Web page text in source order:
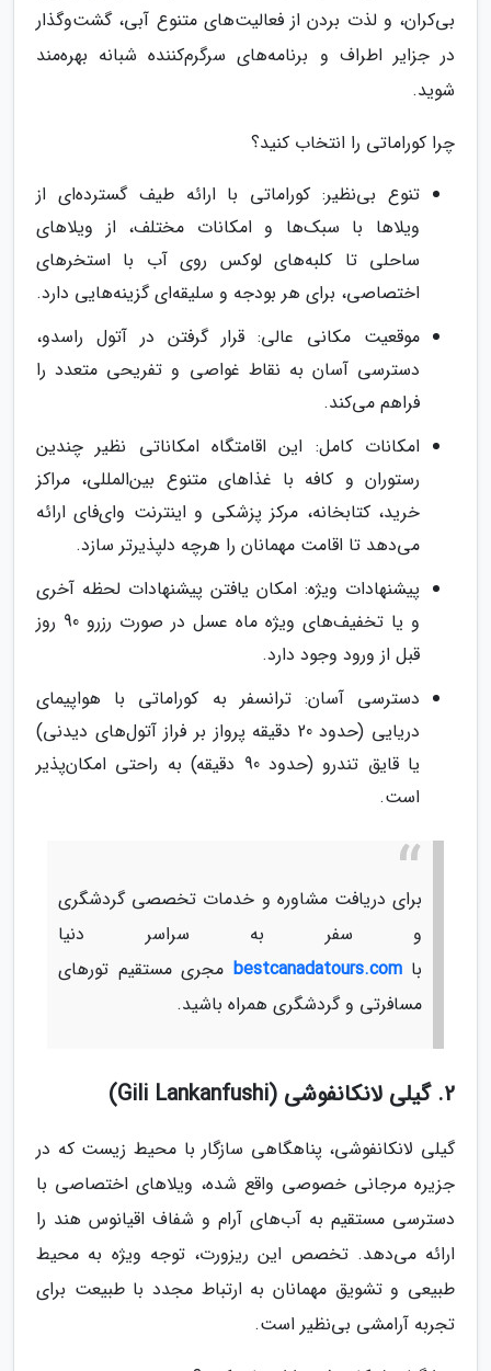
بی‌کران، و لذت بردن از فعالیت‌های متنوع آبی، گشت‌وگذار
در جزایر اطراف و برنامه‌های سرگرم‌کننده شبانه بهره‌مند
شوید.
چرا کوراماتی را انتخاب کنید؟
تنوع بی‌نظیر: کوراماتی با ارائه طیف گسترده‌ای از
ویلاها با سبک‌ها و امکانات مختلف، از ویلاهای
ساحلی تا کلبه‌های لوکس روی آب با استخرهای
اختصاصی، برای هر بودجه و سلیقه‌ای گزینه‌هایی دارد.
موقعیت مکانی عالی: قرار گرفتن در آتول راسدو،
دسترسی آسان به نقاط غواصی و تفریحی متعدد را
فراهم می‌کند.
امکانات کامل: این اقامتگاه امکاناتی نظیر چندین
رستوران و کافه با غذاهای متنوع بین‌المللی، مراکز
خرید، کتابخانه، مرکز پزشکی و اینترنت وای‌فای ارائه
می‌دهد تا اقامت مهمانان را هرچه دلپذیرتر سازد.
پیشنهادات ویژه: امکان یافتن پیشنهادات لحظه آخری
و یا تخفیف‌های ویژه ماه عسل در صورت رزرو 90 روز
قبل از ورود وجود دارد.
دسترسی آسان: ترانسفر به کوراماتی با هواپیمای
دریایی (حدود 20 دقیقه پرواز بر فراز آتول‌های دیدنی)
یا قایق تندرو (حدود 90 دقیقه) به راحتی امکان‌پذیر
است.
برای دریافت مشاوره و خدمات تخصصی گردشگری
و سفر به سراسر دنیا
باbestcanadatours.com مجری مستقیم تورهای
مسافرتی و گردشگری همراه باشید.
2. گیلی لانکانفوشی (Gili Lankanfushi)
گیلی لانکانفوشی، پناهگاهی سازگار با محیط زیست که در
جزیره مرجانی خصوصی واقع شده، ویلاهای اختصاصی با
دسترسی مستقیم به آب‌های آرام و شفاف اقیانوس هند را
ارائه می‌دهد. تخصص این ریزورت، توجه ویژه به محیط
طبیعی و تشویق مهمانان به ارتباط مجدد با طبیعت برای
تجربه آرامشی بی‌نظیر است.